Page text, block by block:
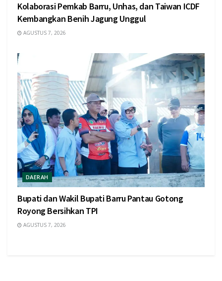
Kolaborasi Pemkab Barru, Unhas, dan Taiwan ICDF
Kembangkan Benih Jagung Unggul
AGUSTUS 7, 2026
DAERAH
Bupati dan Wakil Bupati Barru Pantau Gotong
Royong Bersihkan TPI
AGUSTUS 7, 2026